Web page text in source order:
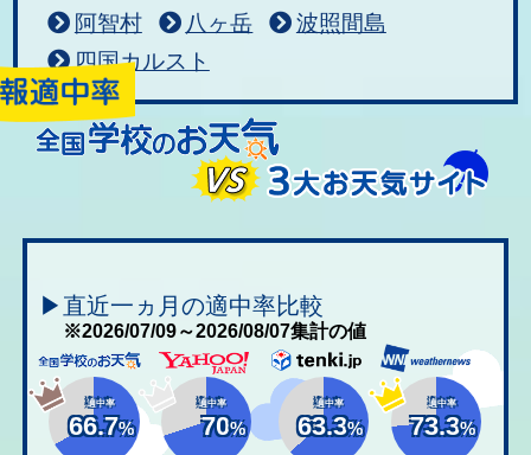
阿智村
八ヶ岳
波照間島
四国カルスト
▶直近一ヵ月の適中率比較
※2026/07/09～2026/08/07集計の値
適中率
66.7%
適中率
70%
適中率
63.3%
適中率
73.3%